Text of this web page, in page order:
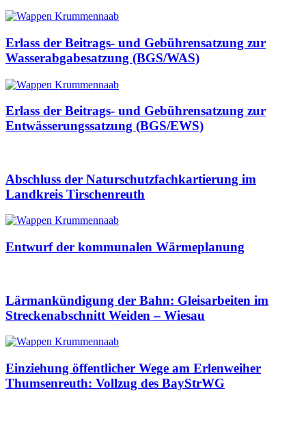
Erlass der Beitrags- und Gebührensatzung zur
Wasserabgabesatzung (BGS/WAS)
Erlass der Beitrags- und Gebührensatzung zur
Entwässerungssatzung (BGS/EWS)
Abschluss der Naturschutzfachkartierung im
Landkreis Tirschenreuth
Entwurf der kommunalen Wärmeplanung
Lärmankündigung der Bahn: Gleisarbeiten im
Streckenabschnitt Weiden – Wiesau
Einziehung öffentlicher Wege am Erlenweiher
Thumsenreuth: Vollzug des BayStrWG